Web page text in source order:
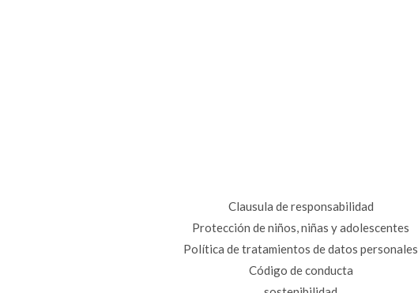
Clausula de responsabilidad
Protección de niños, niñas y adolescentes
Política de tratamientos de datos personales
Código de conducta